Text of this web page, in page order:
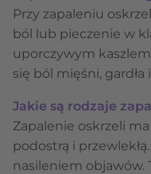
Przy zapaleniu
ból lub pieczenie w
uporczywym
się ból mięśni,
Jakie są rodzaje
Zapalenie oskrzeli
podostrą i
nasileniem objawów.